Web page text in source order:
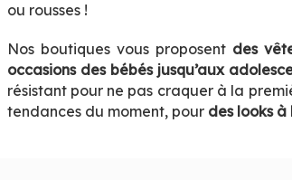
ou rousses !
Nos boutiques vous proposent des
occasions des bébés jusqu’aux
résistant pour ne pas craquer à la
tendances du moment, pour des looks à